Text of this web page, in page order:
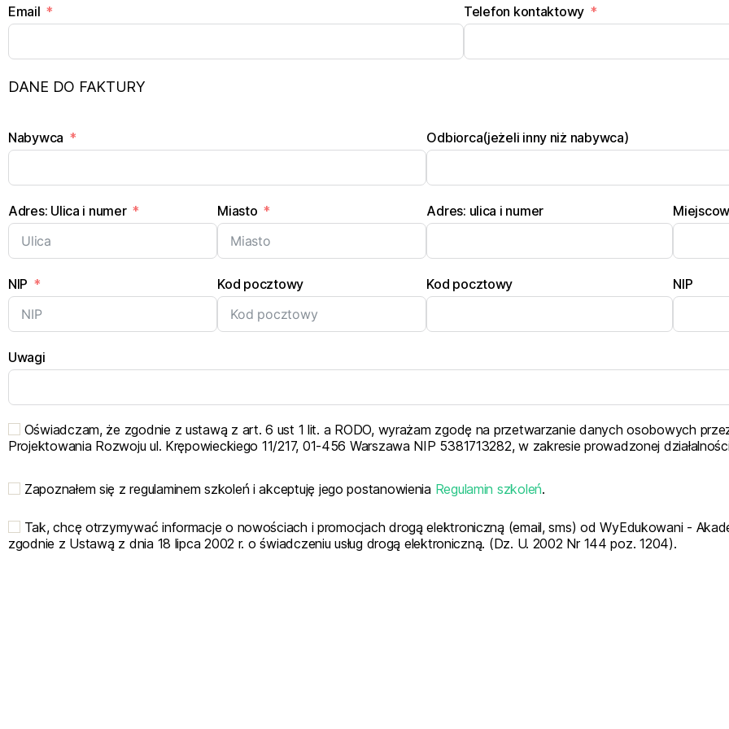
Email Telefon kontaktowy
DANE DO FAKTURY
Nabywca
Adres: Ulica i numer Miasto
NIP Kod pocztowy
Odbiorca(jeżeli inny niż nabywca)
Adres: ulica i numer
Kod pocztowy NIP
Uwagi
Oświadczam, że zgodnie z ustawą z art. 6 ust 1 lit. a RODO, wyrażam zgodę na przetwarzanie danych osobowych
Projektowania Rozwoju ul. Krępowieckiego 11/217, 01-456 Warszawa NIP 5381713282, w zakresie prowadzonej
Zapoznałem się z regulaminem szkoleń i akceptuję jego postanowienia Regulamin szkoleń.
Tak, chcę otrzymywać informacje o nowościach i promocjach drogą elektroniczną (email, sms) od WyEdukowani -
zgodnie z Ustawą z dnia 18 lipca 2002 r. o świadczeniu usług drogą elektroniczną. (Dz. U. 2002 Nr 144 poz. 1204).